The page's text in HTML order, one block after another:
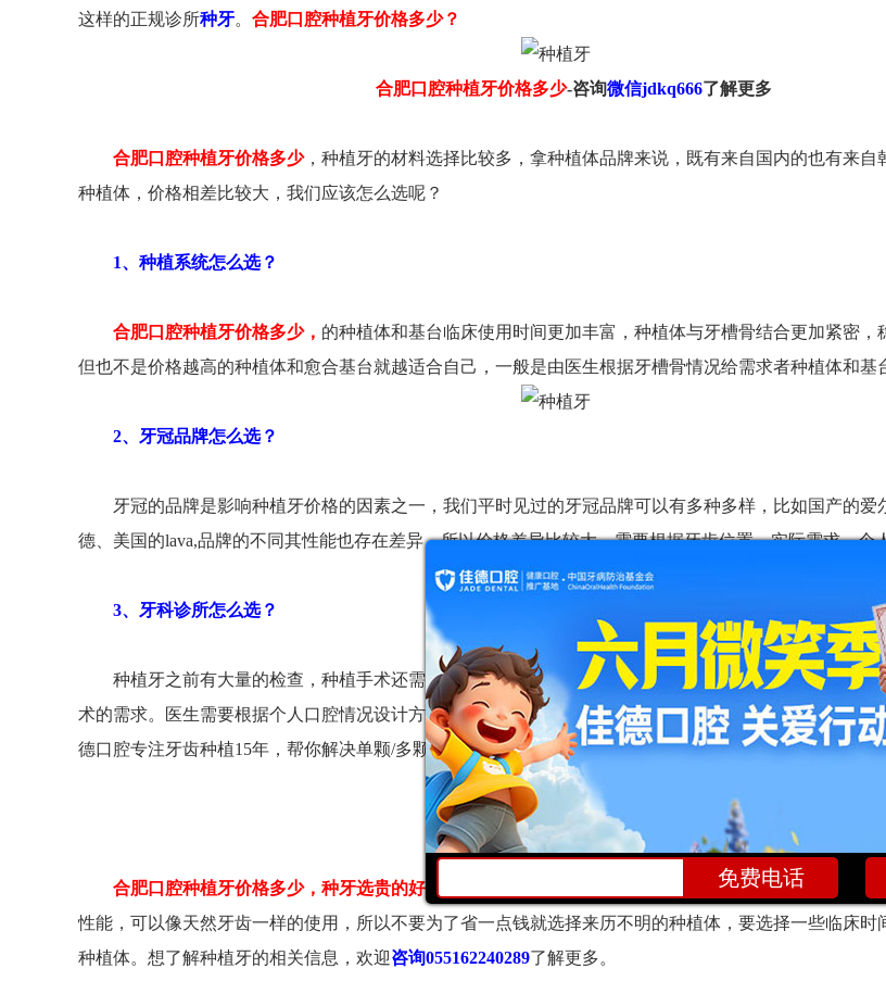
这样的正规诊所种牙。 合肥口腔种植牙价格多少？
合肥口腔种植牙价格多少-咨询微信jdkq666了解更多
合肥口腔种植牙价格多少，种植牙的材料选择比较多，拿种植体品牌来说，既有来自国内的也有来自
种植体，价格相差比较大，我们应该怎么选呢？
1、种植系统怎么选？
合肥口腔种植牙价格多少， 的种植体和基台临床使用时间更加丰富，种植体与牙槽骨结合更加紧密，
但也不是价格越高的种植体和愈合基台就越适合自己，一般是由医生根据牙槽骨情况给需求者种植体和基
2、牙冠品牌怎么选？
牙冠的品牌是影响种植牙价格的因素之一，我们平时见过的牙冠品牌可以有多种多样，比如国产的爱
德、美国的lava,品牌的不同其性能也存在差异，所以价格差异比较大。需要根据牙齿位置、实际需求、个
3、牙科诊所怎么选？
种植牙之前有大量的检查，种植手术还需要诊间设备和器械完备，需要牙科诊所具有比较好的硬件条
术的需求。医生需要根据个人口腔情况设计方案，完成精确的种植，这样种植牙才能种得牢。医生的经验
德口腔专注牙齿种植15年，帮你解决单颗/多颗/半口/全口牙齿缺失的问题。
立即咨询享种牙好礼
合肥口腔种植牙价格多少，种牙选贵的好还是便宜的好？
种植牙不只是为了恢复牙齿的牙列完整性，
性能，可以像天然牙齿一样的使用，所以不要为了省一点钱就选择来历不明的种植体，要选择一些临床时
种植体。想了解种植牙的相关信息，欢迎咨询055162240289了解更多。